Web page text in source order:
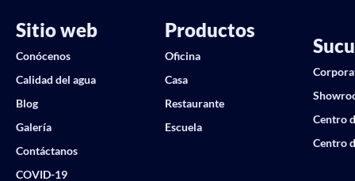
Sitio web
Conócenos
Calidad del agua
Blog
Galería
Contáctanos
COVID-19
Productos
Oficina
Casa
Restaurante
Escuela
Centro
Centro